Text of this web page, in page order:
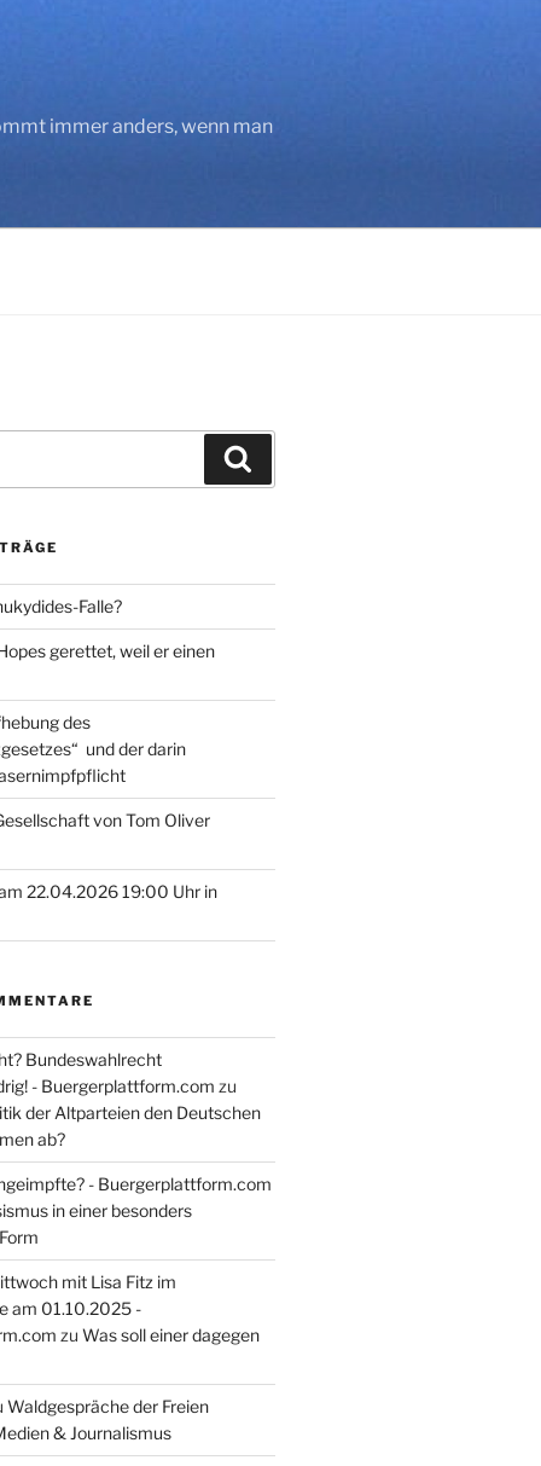
immer anders, wenn man
Falle?
gerettet, weil er einen
des
und der darin
von Tom Oliver
22.04.2026 19:00 Uhr in
Bundeswahlrecht
- Buergerplattform.com zu
der Altparteien den Deutschen
ab?
- Buergerplattform.com
in einer besonders
mit Lisa Fitz im
am 01.10.2025 -
zu Was soll einer dagegen
Waldgespräche der Freien
& Journalismus